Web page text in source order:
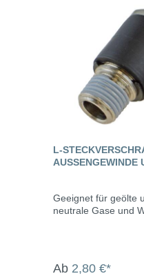
L-
AUSSENGEWINDE
Geeignet für geölte
neutrale Gase und
Ab 2,80 €*